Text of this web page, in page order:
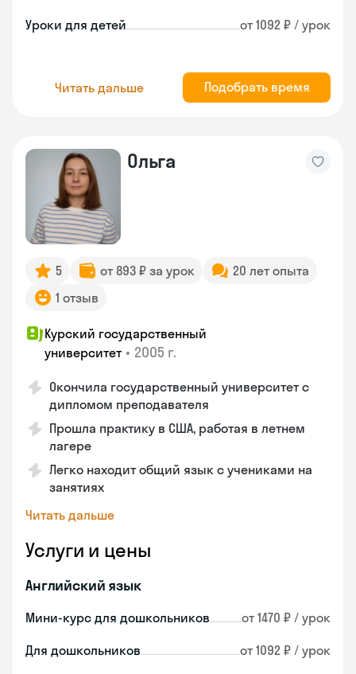
Уроки для детей от 1092 ₽ / урок
Читать дальше Подобрать время
Ольга
5 от 893 ₽ за урок
20 лет опыта
1 отзыв
Курский государственный
университет • 2005 г.
Окончила государственный университет с
дипломом преподавателя
Прошла практику в США, работая в летнем
лагере
Легко находит общий язык с учениками на
занятиях
Читать дальше
Услуги и цены
Английский язык
Мини-курс для дошкольников от 1470 ₽ / урок
Для дошкольников от 1092 ₽ / урок